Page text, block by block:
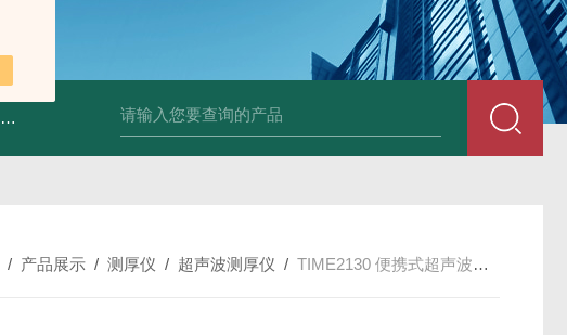
Ophir PD300R 激光功率传感器 Ophir PD300-
/ 产品展示 /测厚仪 / 超声波测厚仪 /TIME2130 便携式超声波测厚仪